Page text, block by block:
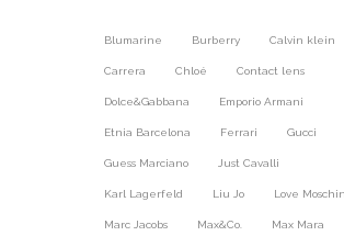
Blumarine Burberry Calvin klein
Carrera Chloé Contact lens
Dolce&Gabbana Emporio Armani
Etnia Barcelona Ferrari Gucci
Guess Marciano Just Cavalli
Karl Lagerfeld Liu Jo Love
Marc Jacobs Max&Co. Max Mara